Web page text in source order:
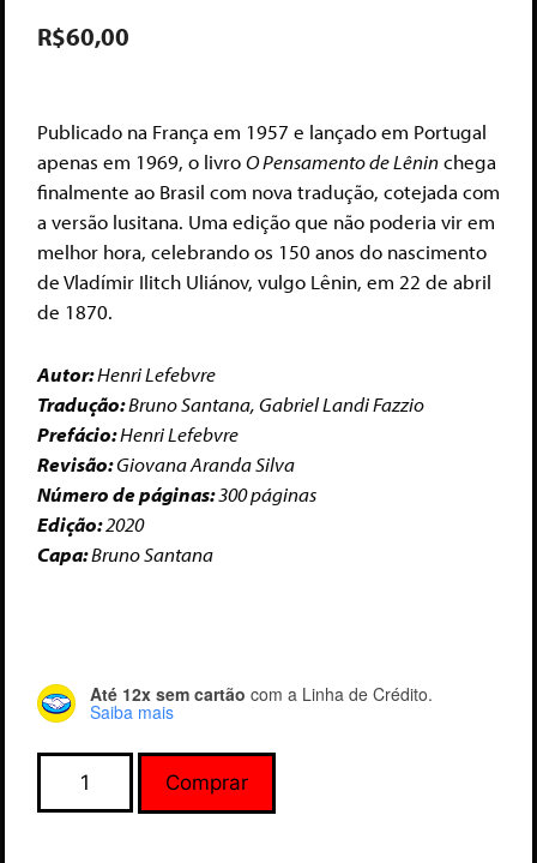
R$60,00
Publicado na França em 1957 e lançado em Portugal
apenas em 1969, o livroO Pensamento de Lêninchega
finalmente ao Brasil com nova tradução, cotejada com
a versão lusitana. Uma edição que não poderia vir em
melhor hora, celebrando os 150 anos do nascimento
de Vladímir Ilitch Uliánov, vulgo Lênin, em 22 de abril
de 1870.
Autor:Henri Lefebvre
Tradução:Bruno Santana, Gabriel Landi Fazzio
Prefácio:Henri Lefebvre
Revisão:Giovana Aranda Silva
Número de páginas:300 páginas
Edição:2020
Capa:Bruno Santana
Até 12x sem cartão com a Linha de Crédito.
Saiba mais
Comprar